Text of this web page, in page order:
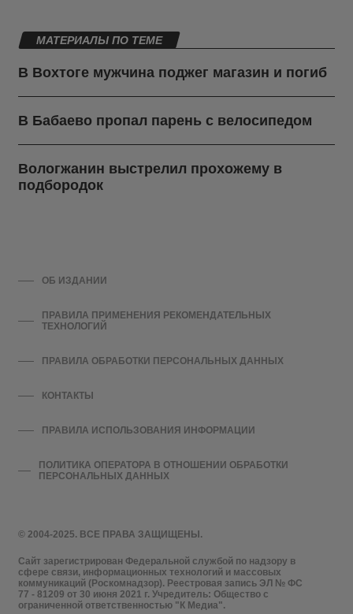
МАТЕРИАЛЫ ПО ТЕМЕ
В Вохтоге мужчина поджег магазин и погиб
В Бабаево пропал парень с велосипедом
Вологжанин выстрелил прохожему в
подбородок
© 2004-2025. ВСЕ ПРАВА ЗАЩИЩЕНЫ.
Сайт зарегистрирован Федеральной службой по надзору в
сфере связи, информационных технологий и массовых
коммуникаций (Роскомнадзор). Реестровая запись ЭЛ № ФС
77 - 81209 от 30 июня 2021 г. Учредитель: Общество с
ограниченной ответственностью "К Медиа".
ОБ ИЗДАНИИ
ПРАВИЛА ПРИМЕНЕНИЯ РЕКОМЕНДАТЕЛЬНЫХ
ТЕХНОЛОГИЙ
ПРАВИЛА ОБРАБОТКИ ПЕРСОНАЛЬНЫХ ДАННЫХ
КОНТАКТЫ
ПРАВИЛА ИСПОЛЬЗОВАНИЯ ИНФОРМАЦИИ
ПОЛИТИКА ОПЕРАТОРА В ОТНОШЕНИИ ОБРАБОТКИ
ПЕРСОНАЛЬНЫХ ДАННЫХ